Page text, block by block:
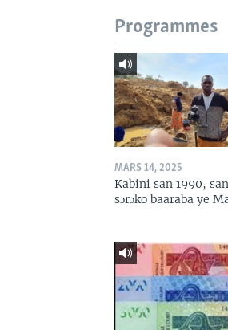
Programmes
MARS 14, 2025
Kabini san 1990,
sɔrɔko baaraba ye